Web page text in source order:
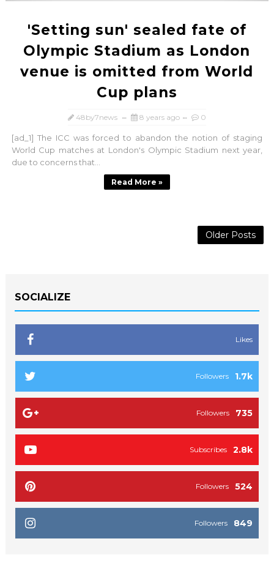
'Setting sun' sealed fate of
Olympic Stadium as London
venue is omitted from World
Cup plans
48by7news 8 years ago 0
[ad_1] The ICC was forced to abandon the notion of staging
World Cup matches at London's Olympic Stadium next year,
due to concerns that...
Read More »
Older Posts
SOCIALIZE
Likes
1.7k
Followers
735
Followers
2.8k
Subscribes
524
Followers
849
Followers